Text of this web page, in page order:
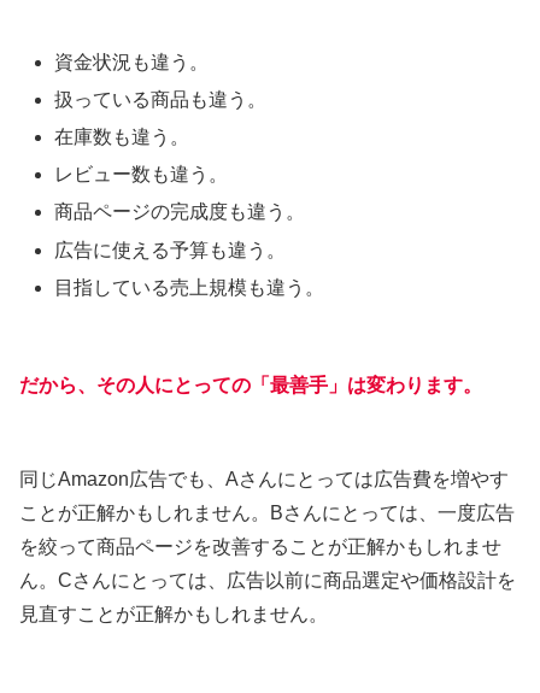
資金状況も違う。
扱っている商品も違う。
在庫数も違う。
レビュー数も違う。
商品ページの完成度も違う。
広告に使える予算も違う。
目指している売上規模も違う。
だから、その人にとっての「最善手」は変わります。
同じAmazon広告でも、Aさんにとっては広告費を増やす
ことが正解かもしれません。Bさんにとっては、一度広告
を絞って商品ページを改善することが正解かもしれませ
ん。Cさんにとっては、広告以前に商品選定や価格設計を
見直すことが正解かもしれません。